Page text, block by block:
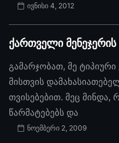
ივნისი 4, 2012
ქართველი მენეჯერის
გამარჯობათ, მე
მისთვის
თვისებებით. მეც
წარმატებებს და
ნოემბერი 2, 2009